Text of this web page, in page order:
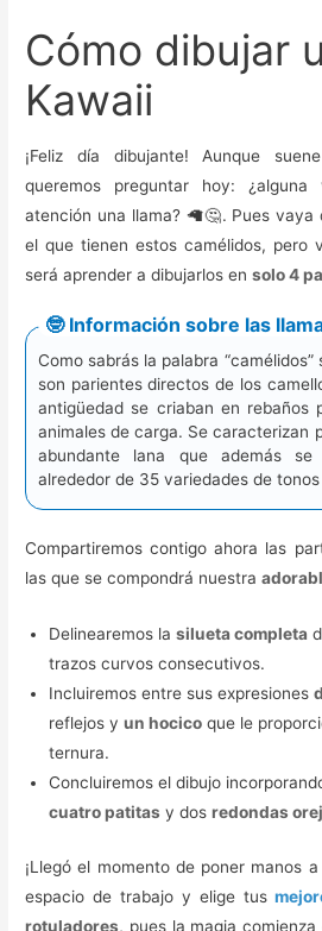
Cómo dibujar
Kawaii
¡Feliz día dibujante! Aunque
queremos preguntar hoy:
atención una llama? 🦙🤔. Pues
el que tienen estos camélidos, pero
será aprender a dibujarlos ensolo 4
🤓 Información sobre las
Como sabrás la palabra
son parientes directos de los
antigüedad se criaban en rebaños
animales de carga. Se caracterizan
abundante lana que además
alrededor de 35 variedades de
Compartiremos contigo ahora las
las que se compondrá nuestra
Delinearemos lasilueta completa
trazos curvos consecutivos.
Incluiremos entre sus expresiones
reflejos yun hocico que le
ternura.
Concluiremos el dibujo
cuatro patitas y dosredondas
¡Llegó el momento de poner manos
espacio de trabajo y elige tus
rotuladores, pues la magia